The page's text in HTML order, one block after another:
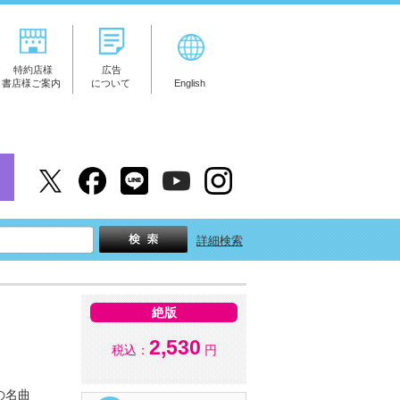
特約店様
書店様ご案内
広告
について
English
詳細検索
名曲
絶版
税込： 2,530 円